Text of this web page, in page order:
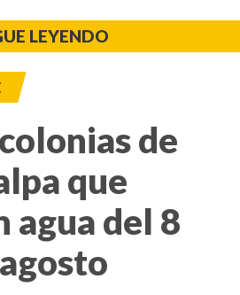
LEYENDO
de
que
agua del 8